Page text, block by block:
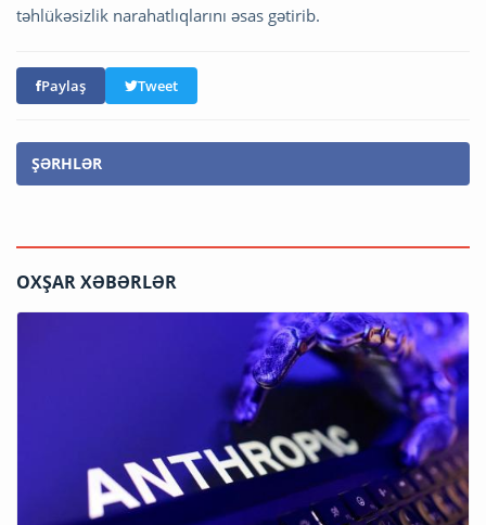
təhlükəsizlik narahatlıqlarını əsas gətirib.
Paylaş Tweet
ŞƏRHLƏR
OXŞAR XƏBƏRLƏR